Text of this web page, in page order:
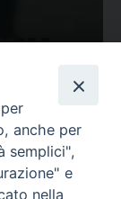
anche per
semplici",
e
nella